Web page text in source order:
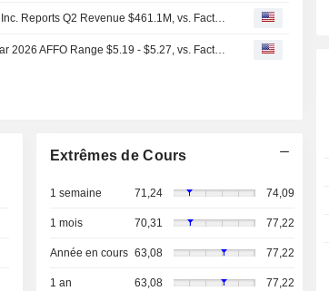
Earnings Flash (WPC) W. P. Carey Inc. Reports Q2 Revenue $461.1M, vs. FactSet Est of $452.8M
(WPC) W. P. Carey Expects Full Year 2026 AFFO Range $5.19 - $5.27, vs. FactSet Est of $5.23
Extrêmes de Cours
1 semaine 71,24 74,09
1 mois 70,31 77,22
Année en cours 63,08 77,22
1 an 63,08 77,22